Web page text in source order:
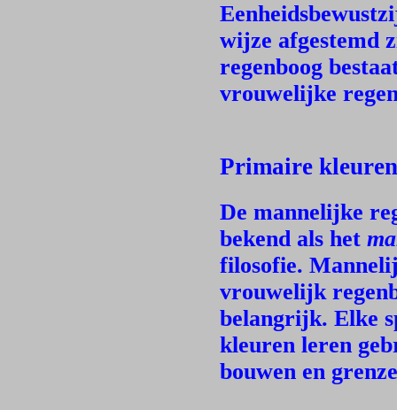
wijze afgestemd
regenboog
vrouwelijke
Primaire
De mannelijke
bekend als het
filosofie.
vrouwelijk
belangrijk. Elke
kleuren leren
bouwen en